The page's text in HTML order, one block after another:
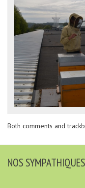
Both comments and
NOS